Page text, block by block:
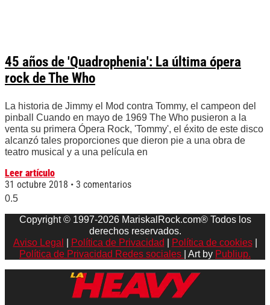
45 años de 'Quadrophenia': La última ópera
rock de The Who
La historia de Jimmy el Mod contra Tommy, el campeon del
pinball Cuando en mayo de 1969 The Who pusieron a la
venta su primera Ópera Rock, 'Tommy', el éxito de este disco
alcanzó tales proporciones que dieron pie a una obra de
teatro musical y a una película en
Leer artículo
31 octubre 2018
3 comentarios
Copyright © 1997-2026 MariskalRock.com® Todos los
derechos reservados.
Aviso Legal
Política de Privacidad Política de cookies|
Política de Privacidad Redes sociales
| Art by Publiup.